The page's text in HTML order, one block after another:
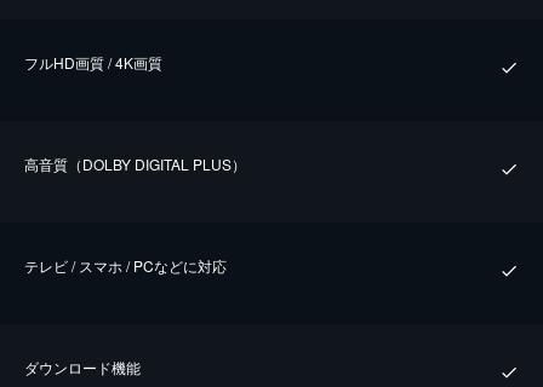
フルHD画質 / 4K画質
⾼⾳質（DOLBY DIGITAL PLUS）
テレビ / スマホ / PCなどに対応
ダウンロード機能